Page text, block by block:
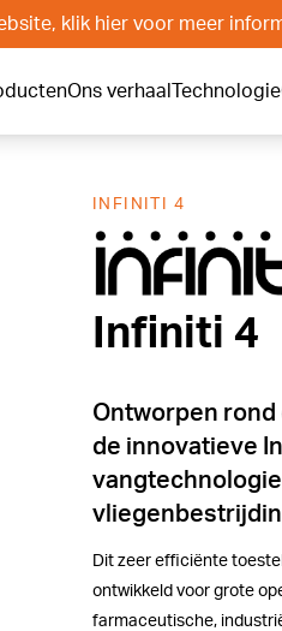
klik hier voor meer
Ons verhaal Technologie
INFINITI 4
Infiniti 4
Infiniti 4
Ontworpen rond
de innovatieve
Dit zeer efficiënte
ontwikkeld voor grote
farmaceutische,